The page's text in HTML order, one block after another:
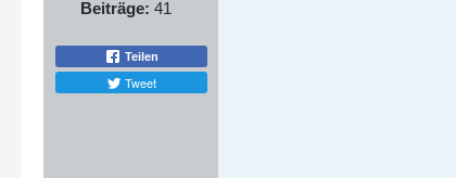
Beiträge: 41
Teilen
Tweet